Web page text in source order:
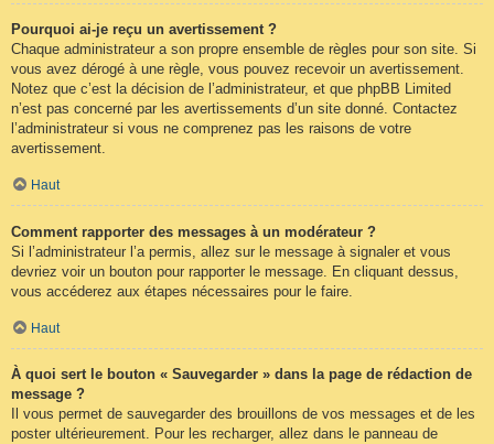
Pourquoi ai-je reçu un avertissement ?
Chaque administrateur a son propre ensemble de règles pour son site. Si
vous avez dérogé à une règle, vous pouvez recevoir un avertissement.
Notez que c’est la décision de l’administrateur, et que phpBB Limited
n’est pas concerné par les avertissements d’un site donné. Contactez
l’administrateur si vous ne comprenez pas les raisons de votre
avertissement.
Haut
Comment rapporter des messages à un modérateur ?
Si l’administrateur l’a permis, allez sur le message à signaler et vous
devriez voir un bouton pour rapporter le message. En cliquant dessus,
vous accéderez aux étapes nécessaires pour le faire.
Haut
À quoi sert le bouton « Sauvegarder » dans la page de rédaction de
message ?
Il vous permet de sauvegarder des brouillons de vos messages et de les
poster ultérieurement. Pour les recharger, allez dans le panneau de